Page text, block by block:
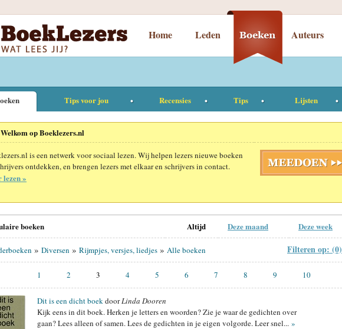
Home Leden Auteurs
Tips voor jou Recensies Tips Lijsten
Welkom op Boeklezers.nl
is een netwerk voor sociaal lezen. Wij helpen lezers nieuwe boeken
ontdekken, en brengen lezers met elkaar en schrijvers in contact.
lezen »
boeken Altijd Deze maand Deze week
» Diversen » Rijmpjes, versjes, liedjes » Alle boeken Filteren op: (0)
1 2 3 4 5 6 7 8 9 10
Dit is een dicht boekdoorLinda Dooren
Kijk eens in dit boek. Herken je letters en woorden? Zie je waar de gedichten over
gaan? Lees alleen of samen. Lees de gedichten in je eigen volgorde. Leer snel... »